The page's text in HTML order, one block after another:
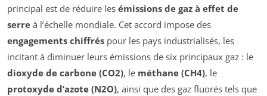
principal est de réduire les émissions de gaz à effet de
serre à l’échelle mondiale. Cet accord impose des
engagements chiffrés pour les pays industrialisés, les
incitant à diminuer leurs émissions de six principaux gaz : le
dioxyde de carbone (CO2), le méthane (CH4), le
protoxyde d’azote (N2O), ainsi que des gaz fluorés tels que